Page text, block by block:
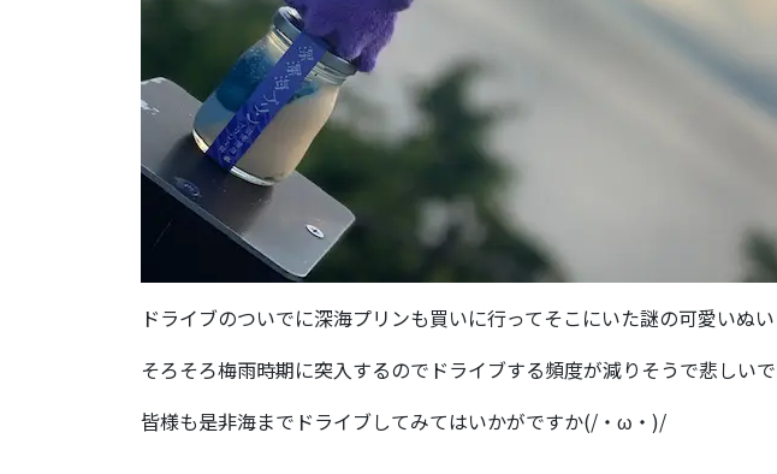
ドライブのついでに深海プリンも買いに行ってそこにいた謎の可愛いぬ
そろそろ梅雨時期に突入するのでドライブする頻度が減りそうで悲しい
皆様も是非海までドライブしてみてはいかがですか(/・ω・)/